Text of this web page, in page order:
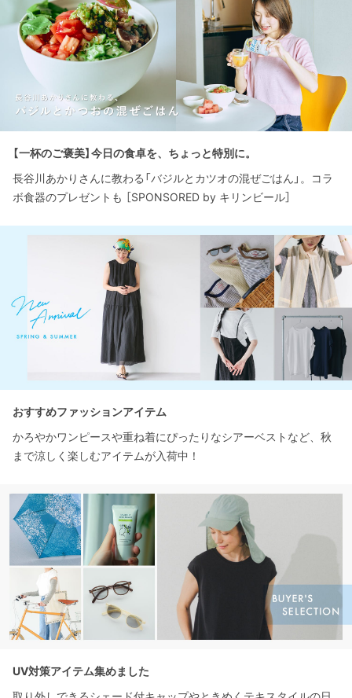
【一杯のご褒美】今日の食卓を、ちょっと特別に。
長谷川あかりさんに教わる「バジルとカツオの混ぜごはん」。コラ
ボ食器のプレゼントも ［SPONSORED by キリンビール］
おすすめファッションアイテム
かろやかワンピースや重ね着にぴったりなシアーベストなど、秋
まで涼しく楽しむアイテムが入荷中！
UV対策アイテム集めました